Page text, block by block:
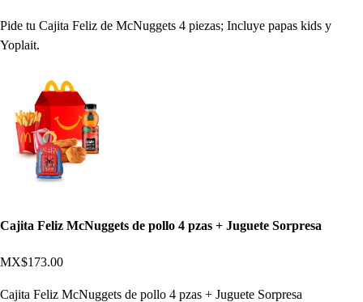
Pide tu Cajita Feliz de McNuggets 4 piezas; Incluye papas kids y
Yoplait.
Cajita Feliz McNuggets de pollo 4 pzas + Juguete Sorpresa
MX$173.00
Cajita Feliz McNuggets de pollo 4 pzas + Juguete Sorpresa